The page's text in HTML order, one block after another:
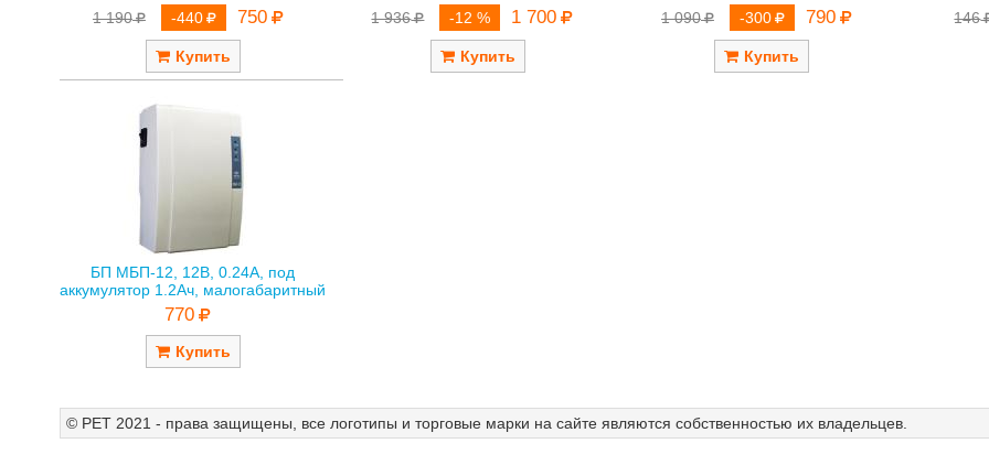
1 190 -440 750 1 936 -12 % 1 700
1 090
-300 790 146
БП МБП-12, 12В, 0.24А, под
аккумулятор 1.2Ач, малогабаритный
770
© РЕТ 2021 - права защищены, все логотипы и торговые марки на сайте являются собственностью их владельцев.